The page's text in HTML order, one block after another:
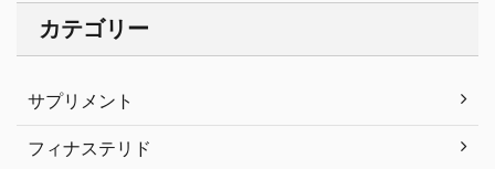
カテゴリー
サプリメント
フィナステリド